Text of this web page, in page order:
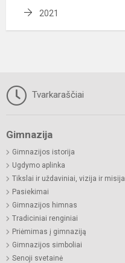
2021
Tvarkaraščiai
Gimnazija
Gimnazijos istorija
Ugdymo aplinka
Tikslai ir uždaviniai, vizija ir misija
Pasiekimai
Gimnazijos himnas
Tradiciniai renginiai
Priėmimas į gimnaziją
Gimnazijos simboliai
Senoji svetainė